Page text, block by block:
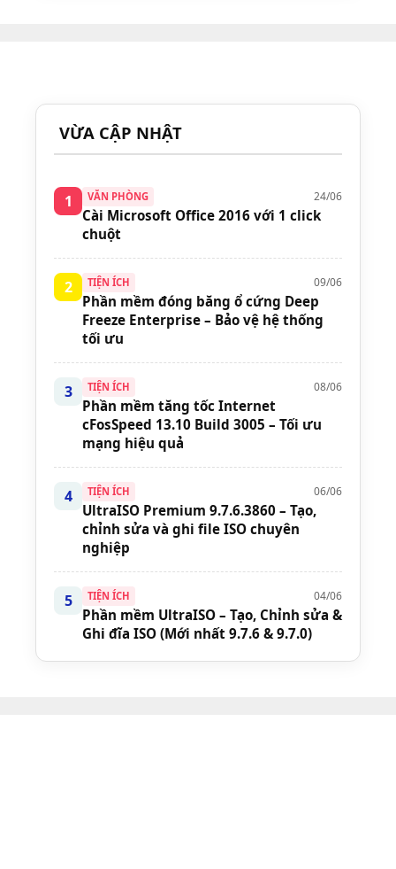
VỪA CẬP NHẬT
1 VĂN PHÒNG 24/06
Cài Microsoft Office 2016 với 1 click
chuột
2 TIỆN ÍCH 09/06
Phần mềm đóng băng ổ cứng Deep
Freeze Enterprise – Bảo vệ hệ thống
tối ưu
3 TIỆN ÍCH 08/06
Phần mềm tăng tốc Internet
cFosSpeed 13.10 Build 3005 – Tối ưu
mạng hiệu quả
4 TIỆN ÍCH 06/06
UltraISO Premium 9.7.6.3860 – Tạo,
chỉnh sửa và ghi file ISO chuyên
nghiệp
5 TIỆN ÍCH 04/06
Phần mềm UltraISO – Tạo, Chỉnh sửa &
Ghi đĩa ISO (Mới nhất 9.7.6 & 9.7.0)